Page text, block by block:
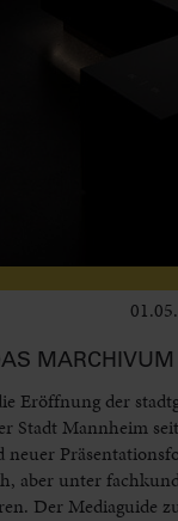
Eröffnung der
Stadt Mannheim
aber unter
Der Mediaguide